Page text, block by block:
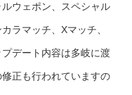
ウェポン、スペシャル
ラマッチ、Xマッチ、
デート内容は多岐に渡
正も行われていますの